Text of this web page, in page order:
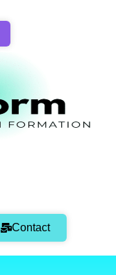
Contact